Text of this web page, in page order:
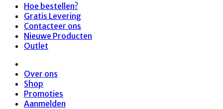
Hoe bestellen?
Gratis Levering
Contacteer ons
Nieuwe Producten
Outlet
Over ons
Shop
Promoties
Aanmelden